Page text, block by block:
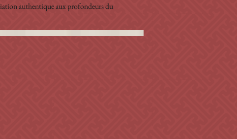
authentique aux profondeurs du